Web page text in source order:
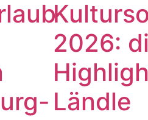
2026:
Ländle